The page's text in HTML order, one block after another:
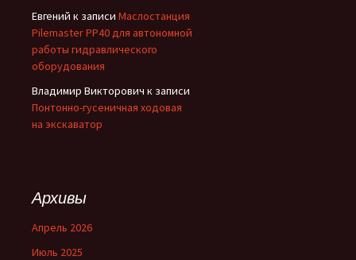
Евгений к записи Маслостанция
Pilemaster PP40 для автономной
работы гидравлического
оборудования
Владимир Викторович к записи
Понтонно-гусеничная ходовая
на экскаватор
Архивы
Апрель 2026
Июль 2025